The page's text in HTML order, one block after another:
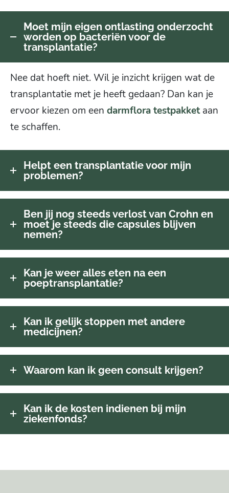
Moet mijn eigen ontlasting onderzocht
worden op bacteriën voor de
transplantatie?
Nee dat hoeft niet. Wil je inzicht krijgen wat de
transplantatie met je heeft gedaan? Dan kan je
ervoor kiezen om een darmflora testpakketaan
te schaffen.
Helpt een transplantatie voor mijn
problemen?
Ben jij nog steeds verlost van Crohn en
moet je steeds die capsules blijven
nemen?
Kan je weer alles eten na een
poeptransplantatie?
Kan ik gelijk stoppen met andere
medicijnen?
Waarom kan ik geen consult krijgen?
Kan ik de kosten indienen bij mijn
ziekenfonds?